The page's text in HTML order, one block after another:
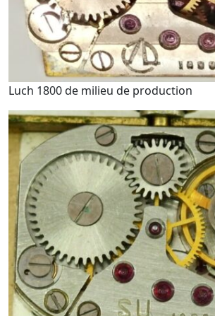
Luch 1800 de milieu de production